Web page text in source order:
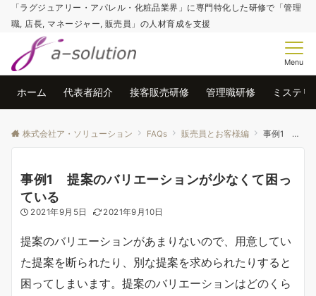
「ラグジュアリー・アパレル・化粧品業界」に専門特化した研修で「管理
職, 店長, マネージャー, 販売員」の人材育成を支援
Menu
ホーム 代表者紹介 接客販売研修 管理職研修 ミステリ
株式会社ア・ソリューション FAQs 販売員とお客様編 事例1 提案のバリエーションが少なくて困っている
事例1 提案のバリエーションが少なくて困っ
ている
2021年9月5日 2021年9月10日
提案のバリエーションがあまりないので、用意してい
た提案を断られたり、別な提案を求められたりすると
困ってしまいます。提案のバリエーションはどのくら